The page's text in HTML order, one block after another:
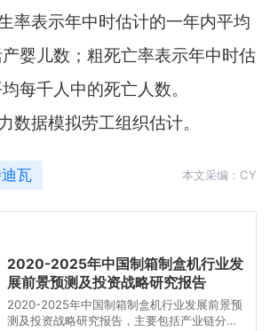
示年中时估计的一年内平均
婴儿数；粗死亡率表示年中时估
每千人中的死亡人数。
模拟劳工组织估计。
瓦 本文采编：CY
2020-2025年中国制箱制盒机行业发
展前景预测及投资战略研究报告
2020-2025年中国制箱制盒机行业发展前景预
测及投资战略研究报告，主要包括产业链分